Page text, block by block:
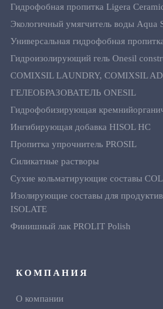
Гидрофобная пропитка Ligera
Экологичный умягчитель воды Aqua
Универсальная гидрофобная
Гидроизолирующий гель Onesil
COMIXSIL LAUNDRY, COMIXSIL
ГЕЛЕОБРАЗОВАТЕЛЬ ONESIL
Гидрофобизирующая
Ингибирующая добавка HISOL HC
Пропитка упрочнитель PROSIL
Силикатные растворы
Сухие кольматирующие составы
Изолирующие составы для
ISOLATE
Финишный лак PROLIT Polish
КОМПАНИЯ
О компании